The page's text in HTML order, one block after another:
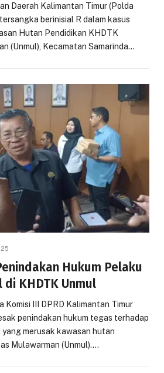
Daerah Kalimantan Timur (Polda
berinisial R dalam kasus
Hutan Pendidikan KHDTK
(Unmul), Kecamatan Samarinda…
Hukum Pelaku
KHDTK Unmul
Komisi III DPRD Kalimantan Timur
penindakan hukum tegas terhadap
merusak kawasan hutan
Mulawarman (Unmul).…